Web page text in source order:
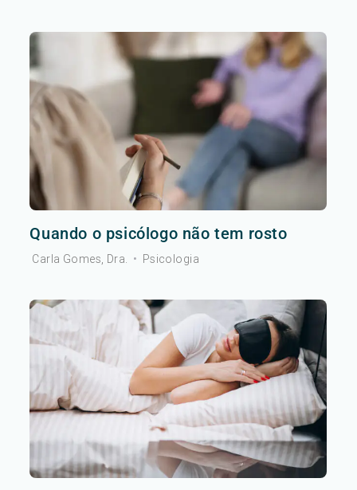
Quando o psicólogo não tem rosto
Carla Gomes, Dra. • Psicologia